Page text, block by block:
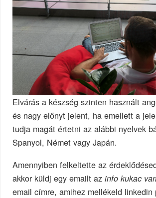
Elvárás a készség szinten használt
és nagy előnyt jelent, ha emellett a
tudja magát értetni az alábbi nyelvek
Spanyol, Német vagy Japán.
Amennyiben felkeltette az
akkor küldj egy emailt azinfo kukac
email címre, amihez mellékeld linkedin